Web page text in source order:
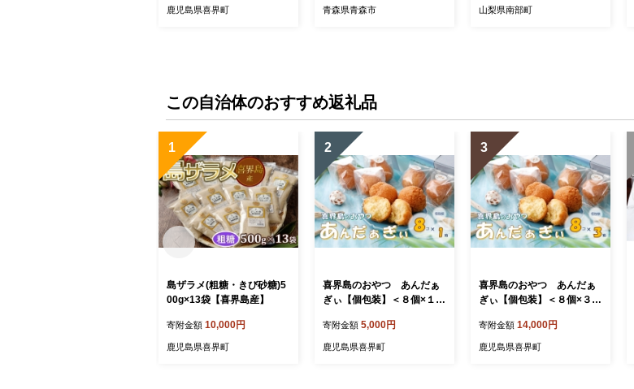
鹿児島県喜界町 青森県青森市 山梨県南部町
この自治体のおすすめ返礼品
1
島ザラメ(粗糖・きび砂糖)5
00g×13袋【喜界島産】
寄附金額 10,000円
鹿児島県喜界町
2
喜界島のおやつ あんだぁ
ぎぃ【個包装】＜８個×１箱
寄附金額 5,000円
鹿児島県喜界町
3
喜界島のおやつ あんだぁ
ぎぃ【個包装】＜８個×３箱
寄附金額 14,000円
鹿児島県喜界町